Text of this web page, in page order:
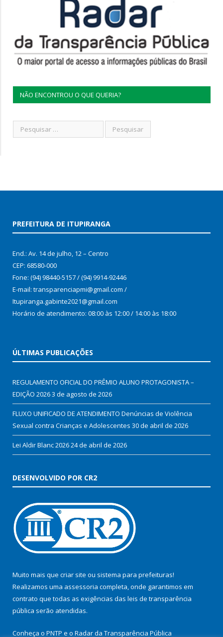
NÃO ENCONTROU O QUE QUERIA?
PREFEITURA DE ITUPIRANGA
End.: Av. 14 de julho, 12 – Centro
CEP: 68580-000
Fone: (94) 98440-5157 / (94) 9914-92446
E-mail: transparenciapmi@gmail.com /
Itupiranga.gabinte2021@gmail.com
Horário de atendimento: 08:00 às 12:00 / 14:00 às 18:00
ÚLTIMAS PUBLICAÇÕES
REGULAMENTO OFICIAL DO PRÊMIO ALUNO PROTAGONISTA –
EDIÇÃO 20263 de agosto de 2026
FLUXO UNIFICADO DE ATENDIMENTO Denúncias de Violência
Sexual contra Crianças e Adolescentes 30 de abril de 2026
Lei Aldir Blanc 202624 de abril de 2026
DESENVOLVIDO POR CR2
Muito mais que criar site ou sistema para prefeituras!
Realizamos uma assessoria completa, onde garantimos em
contrato que todas as exigências das leis de transparência
pública serão atendidas.
Conheça o PNTP e o Radar da Transparência Pública